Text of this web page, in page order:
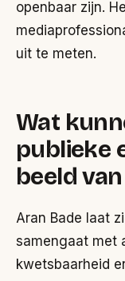
openbaar zijn.
uit te meten.
Wat
publieke
beeld
Aran Bade laat
samengaat met
kwetsbaarheid